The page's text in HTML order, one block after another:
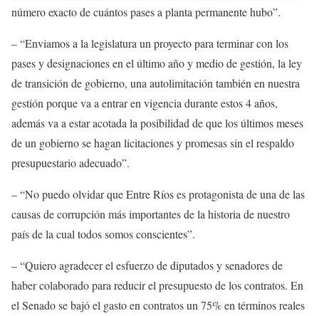
número exacto de cuántos pases a planta permanentehubo”.
– “Enviamos a la legislatura un proyecto para terminar con los
pases y designaciones en el último año y medio de gestión, la ley
de transición de gobierno, una autolimitación también en nuestra
gestión porque va a entrar en vigencia durante estos 4 años,
además va a estar acotada la posibilidad de que los últimos meses
de un gobierno se hagan licitaciones y promesas sin el respaldo
presupuestario adecuado”.
– “No puedo olvidar que Entre Ríos es protagonista de una de las
causas de corrupción más importantes de la historia de nuestro
paísdela cual todos somos conscientes”.
– “Quiero agradecer el esfuerzode diputados y senadoresde
haber colaborado para reducir el presupuesto de los contratos. En
el Senado se bajó el gasto en contratos un 75% en términos reales